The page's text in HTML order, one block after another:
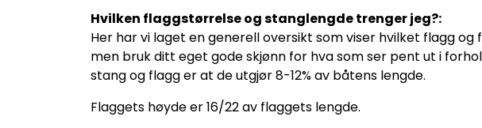
Hvilken flaggstørrelse og stanglengde trenger jeg?:
Her har vi laget en generell oversikt som viser hvilket flagg
men bruk ditt eget gode skjønn for hva som ser pent ut i
stang og flagg er at de utgjør 8-12% av båtens lengde.
Flaggets høyde er 16/22 av flaggets lengde.